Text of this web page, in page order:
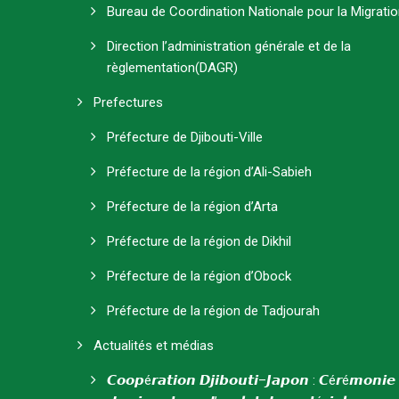
Bureau de Coordination Nationale pour la
Direction l’administration générale et de la
règlementation(DAGR)
Prefectures
Préfecture de Djibouti-Ville
Préfecture de la région d’Ali-Sabieh
Préfecture de la région d’Arta
Préfecture de la région de Dikhil
Préfecture de la région d’Obock
Préfecture de la région de Tadjourah
Actualités et médias
𝘾𝙤𝙤𝙥é𝙧𝙖𝙩𝙞𝙤𝙣 𝘿𝙟𝙞𝙗𝙤𝙪𝙩𝙞–𝙅𝙖𝙥𝙤𝙣 : 𝘾é𝙧é𝙢𝙤𝙣𝙞𝙚